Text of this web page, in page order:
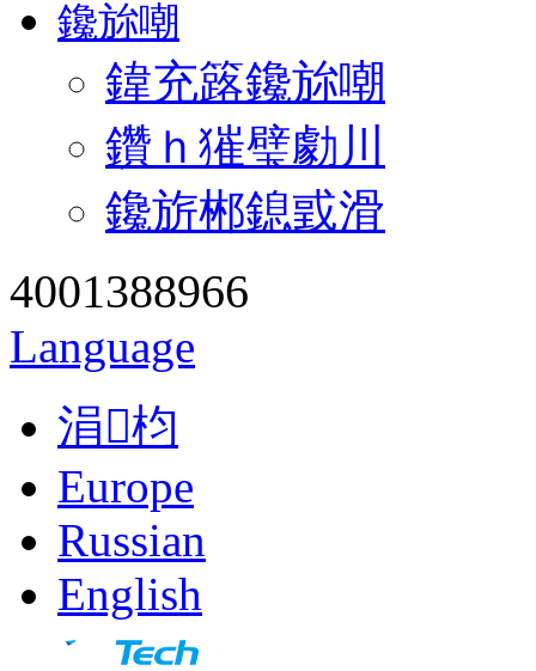
鑱旀嘲
鍏充簬鑱旀嘲
鑽ｈ獕璧勮川
鑱旂郴鎴戜滑
4001388966
Language
涓枃
Europe
Russian
English